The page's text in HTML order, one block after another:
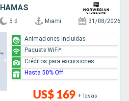
5 d Miami 31/08/2026
US$ 169 +Tasas
Animaciones Incluidas
Paquete WiFi*
Créditos para excursiones
Hasta 50% Off